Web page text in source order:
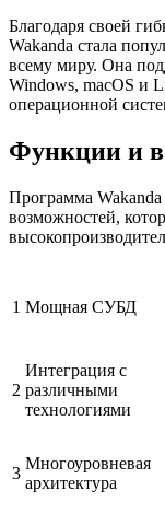
Благодаря своей
Wakanda стала
всему миру. Она
Windows, macOS и
операционной
Функции и
Программа
возможностей,
1 Мощная СУБД
2
Интеграция с
различными
технологиями
3
Многоуровневая
архитектура